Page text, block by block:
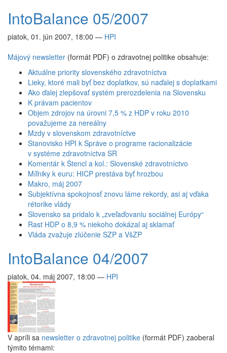
IntoBalance 05/2007
piatok, 01. jún 2007, 18:00 — HPI
Májový newsletter (formát PDF) o zdravotnej politike obsahuje:
Aktuálne priority slovenského zdravotníctva
Lieky, ktoré mali byť bez doplatkov, sú naďalej s doplatkami
Ako ďalej zlepšovať systém prerozdelenia na Slovensku
K právam pacientov
Objem zdrojov na úrovni 7,5 % z HDP v roku 2010
považujeme za nereálny
Mzdy v slovenskom zdravotníctve
Stanovisko HPI k Správe o programe racionalizácie
v systéme zdravotníctva SR
Komentár k Štencl a kol.: Slovenské zdravotníctvo
Míľniky k euru: HICP prestáva byť hrozbou
Makro, máj 2007
Subjektívna spokojnosť znovu láme rekordy, asi aj vďaka
rétorike vlády
Slovensko sa pridalo k „zveľaďovaniu sociálnej Európy“
Rast HDP o 8,9 % niekoho dokázal aj sklamať
Vláda zvažuje zlúčenie SZP a VšZP
IntoBalance 04/2007
piatok, 04. máj 2007, 18:00 — HPI
V apríli sa newsletter o zdravotnej politike (formát PDF) zaoberal
týmito témami: